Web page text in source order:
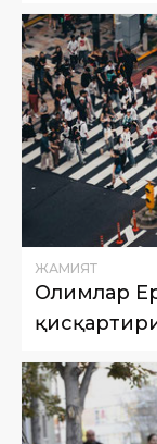
ЖАМИЯТ
Олимлар